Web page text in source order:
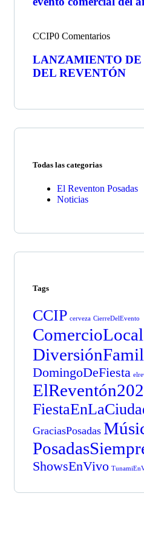
CCIP0 Comentarios
LANZAMIENTO DE
DEL REVENTÓN
Todas las categorias
El Reventon Posadas
Noticias
Tags
CCIP cerveza CierreDelEvento
ComercioLocal
DomingoDeFiesta
GraciasPosadas
ShowsEnVivo